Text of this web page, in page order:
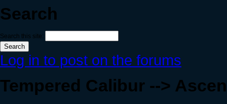
Search
Search this site:
Log in to post on the forums
Tempered Calibur -->